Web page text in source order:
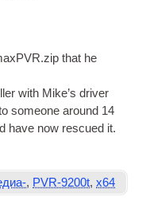
that he
with Mike’s driver
someone around 14
have now res­cued it.
, PVR-9200t,x64